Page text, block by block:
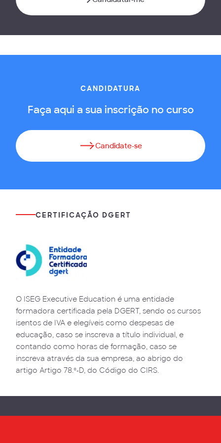
CANDIDATURA
Faça aqui a sua inscrição no curso
Candidate-se
CERTIFICAÇÃO DGERT
O ISEG Executive Education é uma entidade
formadora certificada pela DGERT, sendo os cursos
isentos de IVA e elegíveis como despesas de
educação, caso se inscreva a título individual, e
contando como horas de formação, caso se
inscreva através da sua empresa, ao abrigo do
artigo Artigo 78.º-D, do Código do CIRS.